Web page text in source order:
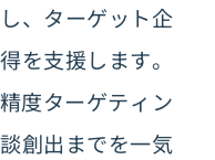
、ターゲット企
を支援します。
度ターゲティン
創出までを一気